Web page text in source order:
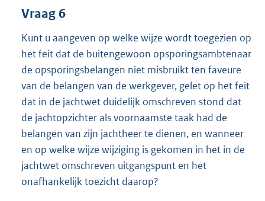
Vraag 6
Kunt u aangeven op welke wijze wordt toegezien op
het feit dat de buitengewoon opsporingsambtenaar
de opsporingsbelangen niet misbruikt ten faveure
van de belangen van de werkgever, gelet op het feit
dat in de jachtwet duidelijk omschreven stond dat
de jachtopzichter als voornaamste taak had de
belangen van zijn jachtheer te dienen, en wanneer
en op welke wijze wijziging is gekomen in het in de
jachtwet omschreven uitgangspunt en het
onafhankelijk toezicht daarop?